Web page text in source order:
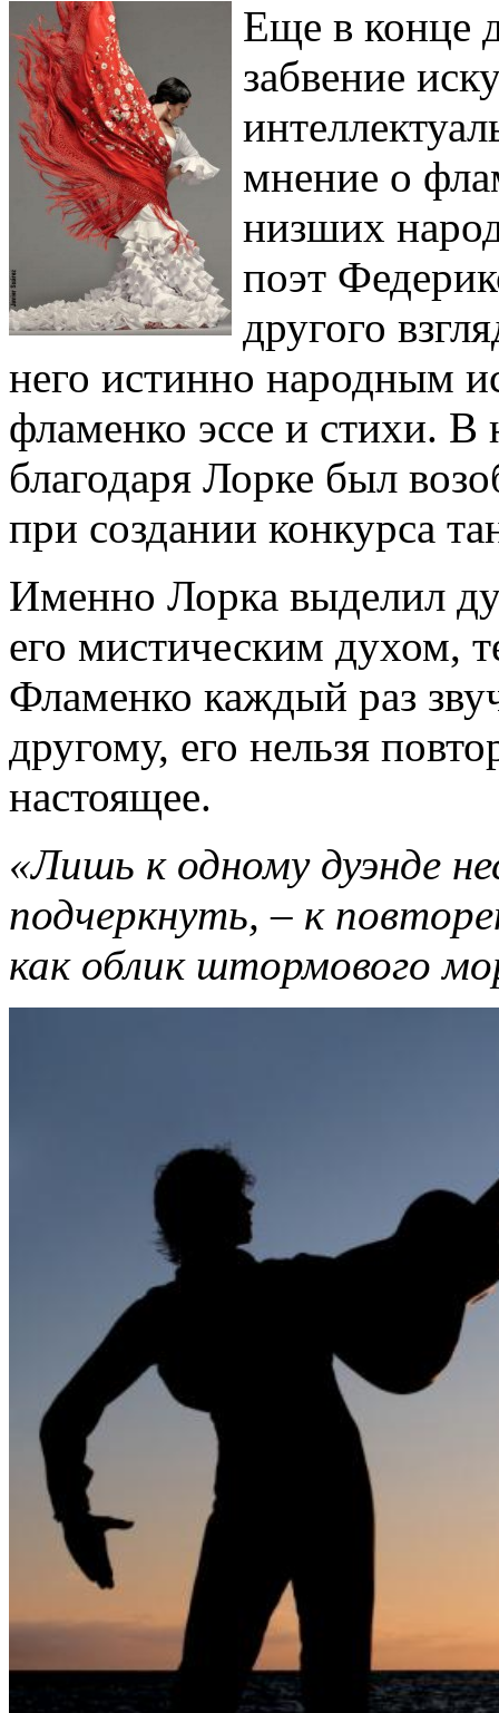
Еще в конце
забвение
мнение о
низших
поэт
другого
него истинно народным
фламенко эссе и стихи. В
благодаря Лорке был
при создании конкурса
Именно Лорка выделил
его мистическим духом,
Фламенко каждый раз
другому, его нельзя
настоящее.
«Лишь к одному дуэнде
подчеркнуть, – к
как облик штормового